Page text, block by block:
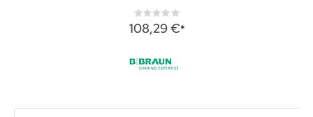
Rating:
0%
108,29 €